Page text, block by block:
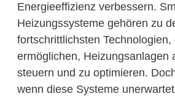
Energieeffizienz verbessern.
Heizungssysteme gehören zu
fortschrittlichsten Technologien,
ermöglichen, Heizungsanlagen
steuern und zu optimieren.
wenn diese Systeme